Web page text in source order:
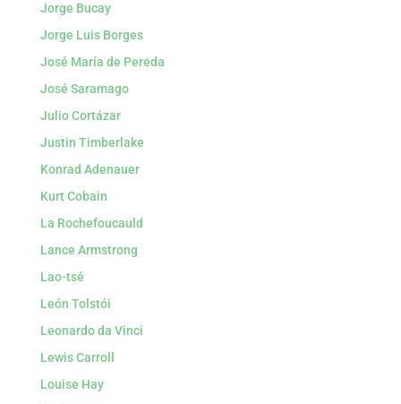
Jorge Bucay
Jorge Luis Borges
José María de Pereda
José Saramago
Julio Cortázar
Justin Timberlake
Konrad Adenauer
Kurt Cobain
La Rochefoucauld
Lance Armstrong
Lao-tsé
León Tolstói
Leonardo da Vinci
Lewis Carroll
Louise Hay